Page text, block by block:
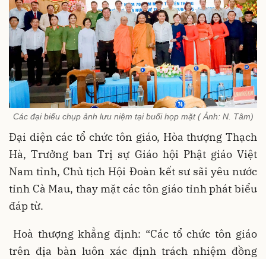
Các đại biểu chụp ảnh lưu niệm tại buổi họp mặt ( Ảnh: N. Tâm)
Đại diện các tổ chức tôn giáo, Hòa thượng Thạch
Hà, Trưởng ban Trị sự Giáo hội Phật giáo Việt
Nam tỉnh, Chủ tịch Hội Đoàn kết sư sãi yêu nước
tỉnh Cà Mau, thay mặt các tôn giáo tỉnh phát biểu
đáp từ.
Hoà thượng khẳng định: “Các tổ chức tôn giáo
trên địa bàn luôn xác định trách nhiệm đồng